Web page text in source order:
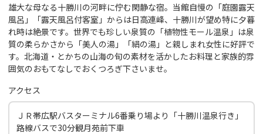
雄大な母なる十勝川の河畔に佇む閑静な宿。当館自慢の「庭園露天
風呂」「露天風呂付客室」からは日高連峰、十勝川が望め特に夕暮
れ時は絶景です。世界でも珍しい泉質の「植物性モール温泉」は泉
質の柔らかさから「美人の湯」「絹の湯」と親しまれ女性に好評で
す。北海道・とかちの山海の旬の素材を活かしたお料理と家族的雰
囲気のおもてなしでおくつろぎ下さいませ。
アクセス
ＪＲ帯広駅バスターミナル6番乗り場より「十勝川温泉行き」
路線バスで30分観月苑前下車